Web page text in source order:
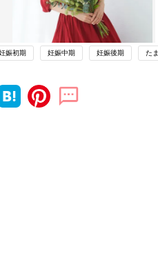
娠初期 妊娠中期 妊娠後期 た